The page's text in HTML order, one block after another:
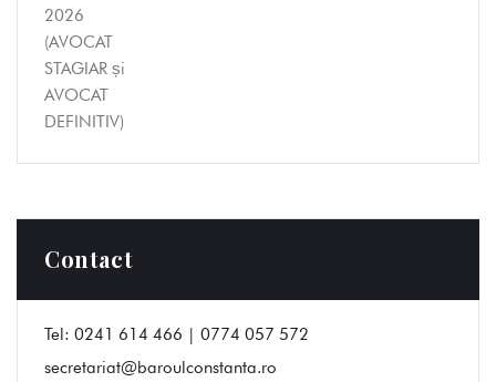
Contact
Tel: 0241 614 466 | 0774 057 572
secretariat@baroulconstanta.ro